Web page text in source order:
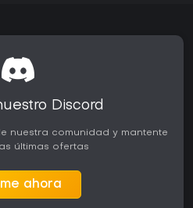
Discord
nuestra comunidad y mantente
últimas ofertas
ahora